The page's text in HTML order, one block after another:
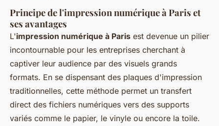
Principe de l'impression numérique à Paris et
ses avantages
L'impression numérique à Paris est devenue un pilier
incontournable pour les entreprises cherchant à
captiver leur audience par des visuels grands
formats. En se dispensant des plaques d'impression
traditionnelles, cette méthode permet un transfert
direct des fichiers numériques vers des supports
variés comme le papier, le vinyle ou encore la toile.